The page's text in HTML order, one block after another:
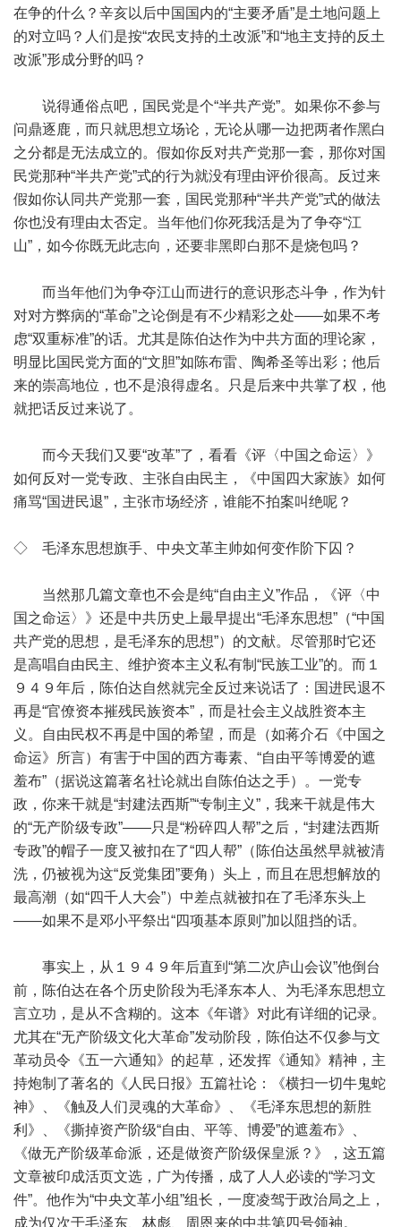
在争的什么？辛亥以后中国国内的“主要矛盾”是土地问题上
的对立吗？人们是按“农民支持的土改派”和“地主支持的反土
改派”形成分野的吗？
说得通俗点吧，国民党是个“半共产党”。如果你不参与
问鼎逐鹿，而只就思想立场论，无论从哪一边把两者作黑白
之分都是无法成立的。假如你反对共产党那一套，那你对国
民党那种“半共产党”式的行为就没有理由评价很高。反过来
假如你认同共产党那一套，国民党那种“半共产党”式的做法
你也没有理由太否定。当年他们你死我活是为了争夺“江
山”，如今你既无此志向，还要非黑即白那不是烧包吗？
而当年他们为争夺江山而进行的意识形态斗争，作为针
对对方弊病的“革命”之论倒是有不少精彩之处——如果不考
虑“双重标准”的话。尤其是陈伯达作为中共方面的理论家，
明显比国民党方面的“文胆”如陈布雷、陶希圣等出彩；他后
来的崇高地位，也不是浪得虚名。只是后来中共掌了权，他
就把话反过来说了。
而今天我们又要“改革”了，看看《评〈中国之命运〉》
如何反对一党专政、主张自由民主，《中国四大家族》如何
痛骂“国进民退”，主张市场经济，谁能不拍案叫绝呢？
◇ 毛泽东思想旗手、中央文革主帅如何变作阶下囚？
当然那几篇文章也不会是纯“自由主义”作品，《评〈中
国之命运〉》还是中共历史上最早提出“毛泽东思想”（“中国
共产党的思想，是毛泽东的思想”）的文献。尽管那时它还
是高唱自由民主、维护资本主义私有制“民族工业”的。而１
９４９年后，陈伯达自然就完全反过来说话了：国进民退不
再是“官僚资本摧残民族资本”，而是社会主义战胜资本主
义。自由民权不再是中国的希望，而是（如蒋介石《中国之
命运》所言）有害于中国的西方毒素、“自由平等博爱的遮
羞布”（据说这篇著名社论就出自陈伯达之手）。一党专
政，你来干就是“封建法西斯”“专制主义”，我来干就是伟大
的“无产阶级专政”——只是“粉碎四人帮”之后，“封建法西斯
专政”的帽子一度又被扣在了“四人帮”（陈伯达虽然早就被清
洗，仍被视为这“反党集团”要角）头上，而且在思想解放的
最高潮（如“四千人大会”）中差点就被扣在了毛泽东头上
——如果不是邓小平祭出“四项基本原则”加以阻挡的话。
事实上，从１９４９年后直到“第二次庐山会议”他倒台
前，陈伯达在各个历史阶段为毛泽东本人、为毛泽东思想立
言立功，是从不含糊的。这本《年谱》对此有详细的记录。
尤其在“无产阶级文化大革命”发动阶段，陈伯达不仅参与文
革动员令《五一六通知》的起草，还发挥《通知》精神，主
持炮制了著名的《人民日报》五篇社论：《横扫一切牛鬼蛇
神》、《触及人们灵魂的大革命》、《毛泽东思想的新胜
利》、《撕掉资产阶级“自由、平等、博爱”的遮羞布》、
《做无产阶级革命派，还是做资产阶级保皇派？》，这五篇
文章被印成活页文选，广为传播，成了人人必读的“学习文
件”。他作为“中央文革小组”组长，一度凌驾于政治局之上，
成为仅次于毛泽东、林彪、周恩来的中共第四号领袖。